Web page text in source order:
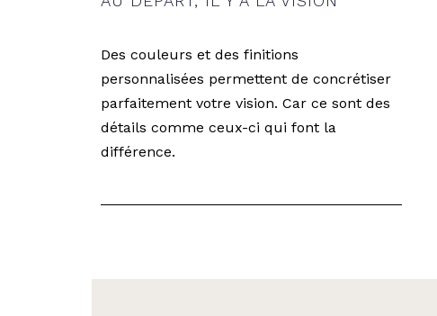
Des couleurs et des finitions
personnalisées permettent de concrétiser
parfaitement votre vision. Car ce sont des
détails comme ceux-ci qui font la
différence.